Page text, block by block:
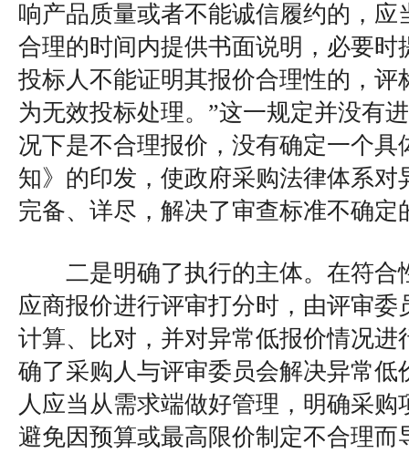
响产品质量或者不能诚信履约的，应
合理的时间内提供书面说明，必要时
投标人不能证明其报价合理性的，评
为无效投标处理。”这一规定并没有
况下是不合理报价，没有确定一个具
知》的印发，使政府采购法律体系对
完备、详尽，解决了审查标准不确定
二是明确了执行的主体。在符合
应商报价进行评审打分时，由评审委
计算、比对，并对异常低报价情况进
确了采购人与评审委员会解决异常低
人应当从需求端做好管理，明确采
避免因预算或最高限价制定不合理而